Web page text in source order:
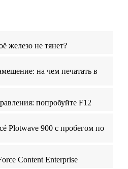
железо не тянет?
на чем печатать в
попробуйте F12
Plotwave 900 с пробегом по
Content Enterprise